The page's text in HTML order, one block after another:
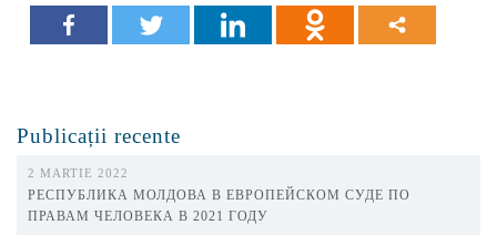
Publicații recente
2 MARTIE 2022
РЕСПУБЛИКА МОЛДОВА В ЕВРОПЕЙСКОМ СУДЕ ПО
ПРАВАМ ЧЕЛОВЕКА В 2021 ГОДУ